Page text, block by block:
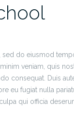
sed do eiusmod
veniam, quis
consequat. Duis
eu fugiat nulla
qui officia